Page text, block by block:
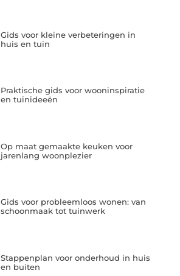
Gids voor kleine verbeteringen in
huis en tuin
Praktische gids voor wooninspiratie
en tuinideeën
Op maat gemaakte keuken voor
jarenlang woonplezier
Gids voor probleemloos wonen: van
schoonmaak tot tuinwerk
Stappenplan voor onderhoud in huis
en buiten